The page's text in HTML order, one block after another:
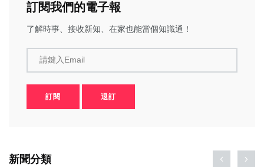
訂閱我們的電子報
了解時事、接收新知、在家也能當個知識通！
請鍵入Email
訂閱 退訂
新聞分類